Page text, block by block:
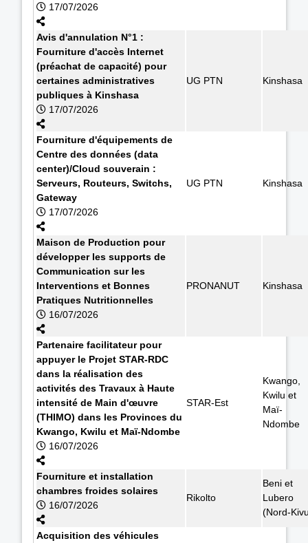
17/07/2026
Avis d'annulation N°1 :
Fourniture d'accès Internet
(préachat de capacité) pour
certaines administratives
publiques à Kinshasa
17/07/2026
UG PTN Kinshasa
Fourniture d'équipements de
Centre des données (data
center)/Cloud souverain :
Serveurs, Routeurs, Switchs,
Gateway
17/07/2026
UG PTN Kinshasa
Maison de Production pour
développer les supports de
Communication sur les
Interventions et Bonnes
Pratiques Nutritionnelles
16/07/2026
PRONANUT Kinshasa
Partenaire facilitateur pour
appuyer le Projet STAR-RDC
dans la réalisation des
activités des Travaux à Haute
intensité de Main d'œuvre
(THIMO) dans les Provinces du
Kwango, Kwilu et Maï-Ndombe
16/07/2026
STAR-Est
Kwango,
Kwilu et
Maï-
Ndombe
Fourniture et installation
chambres froides solaires
16/07/2026
Rikolto
Beni et
Lubero
(Nord-
Acquisition des véhicules